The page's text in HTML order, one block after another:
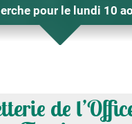
pour le lundi 10
de